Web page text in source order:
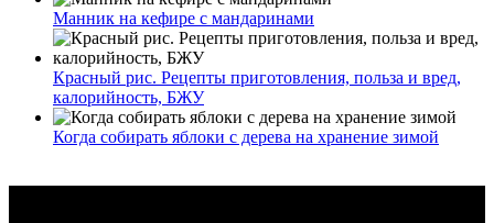
Манник на кефире с мандаринами
Красный рис. Рецепты приготовления, польза и вред,
калорийность, БЖУ
Когда собирать яблоки с дерева на хранение зимой